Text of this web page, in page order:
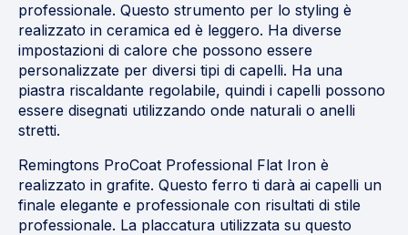
professionale. Questo strumento per lo styling è
realizzato in ceramica ed è leggero. Ha diverse
impostazioni di calore che possono essere
personalizzate per diversi tipi di capelli. Ha una
piastra riscaldante regolabile, quindi i capelli possono
essere disegnati utilizzando onde naturali o anelli
stretti.
Remingtons ProCoat Professional Flat Iron è
realizzato in grafite. Questo ferro ti darà ai capelli un
finale elegante e professionale con risultati di stile
professionale. La placcatura utilizzata su questo